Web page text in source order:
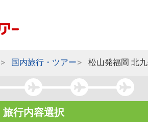
国内旅行・ツアー 松山発福岡 北
旅行内容選択